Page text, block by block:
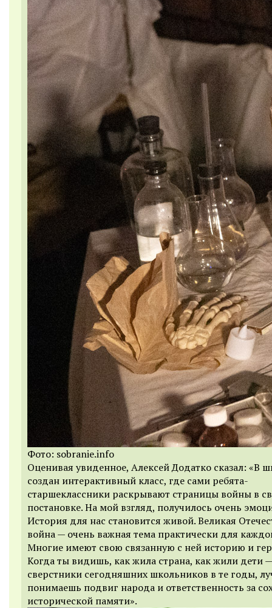
Фото: sobranie.info
Оценивая увиденное, Алексей Додатко сказал: «В
создан интерактивный класс, где сами ребята-
старшеклассники раскрывают страницы войны в
постановке. На мой взгляд, получилось очень
История для нас становится живой. Великая
война — очень важная тема практически для
Многие имеют свою связанную с ней историю и
Когда ты видишь, как жила страна, как жили дети —
сверстники сегодняшних школьников в те годы,
понимаешь подвиг народа и ответственность за
исторической памяти».